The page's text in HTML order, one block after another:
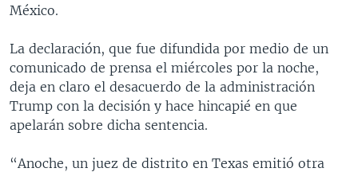
ENTRETENIMIENTO
México.
La declaración, que fue difundida por medio de un
comunicado de prensa el miércoles por la noche,
deja en claro el desacuerdo de la administración
Trump con la decisión y hace hincapié en que
apelarán sobre dicha sentencia.
“Anoche, un juez de distrito en Texas emitió otra